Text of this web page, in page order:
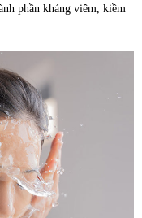
phần kháng viêm, kiềm